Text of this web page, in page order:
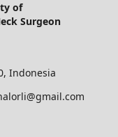
of
Surgeon
Indonesia